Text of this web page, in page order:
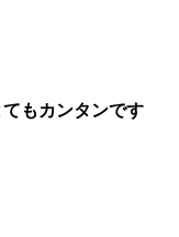
も カンタンです